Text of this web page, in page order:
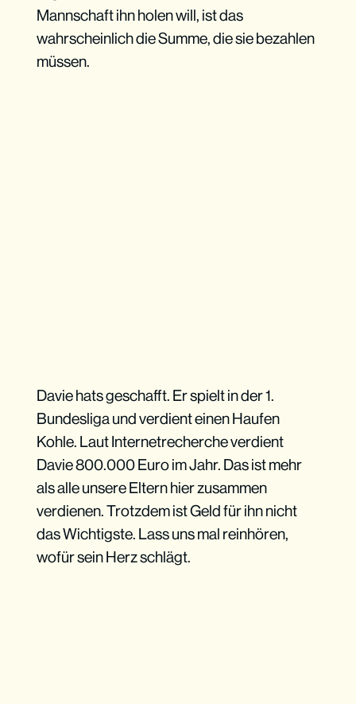
Mannschaft ihn holen will, ist das
wahrscheinlich die Summe, die sie bezahlen
müssen.
Davie hats geschafft. Er spielt in der 1.
Bundesliga und verdient einen Haufen
Kohle. Laut Internetrecherche verdient
Davie 800.000 Euro im Jahr. Das ist mehr
als alle unsere Eltern hier zusammen
verdienen. Trotzdem ist Geld für ihn nicht
das Wichtigste. Lass uns mal reinhören,
wofür sein Herz schlägt.